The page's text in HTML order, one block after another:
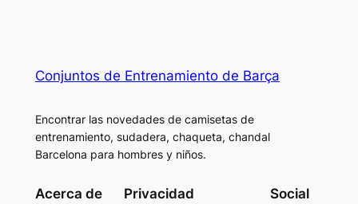
Conjuntos de Entrenamiento de Barça
Encontrar las novedades de camisetas de
entrenamiento, sudadera, chaqueta, chandal
Barcelona para hombres y niños.
Acerca de Privacidad Social